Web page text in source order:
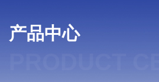
产品中心